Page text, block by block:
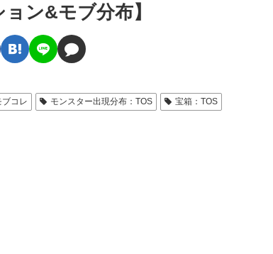
ン&モブ分布】
ブコレ モンスター出現分布：TOS 宝箱：TOS